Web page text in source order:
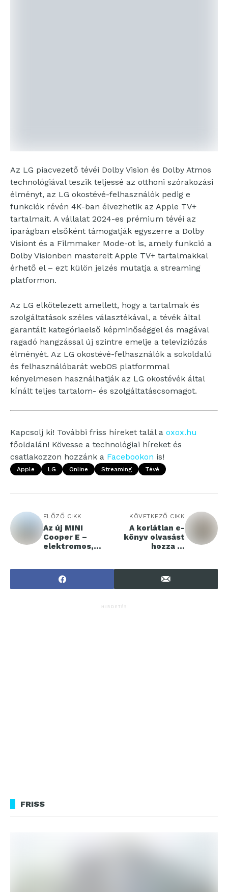
Az LG piacvezető tévéi Dolby Vision és Dolby Atmos
technológiával teszik teljessé az otthoni szórakozási
élményt, az LG okostévé-felhasználók pedig e
funkciók révén 4K-ban élvezhetik az Apple TV+
tartalmait. A vállalat 2024-es prémium tévéi az
iparágban elsőként támogatják egyszerre a Dolby
Visiont és a Filmmaker Mode-ot is, amely funkció a
Dolby Visionben masterelt Apple TV+ tartalmakkal
érhető el – ezt külön jelzés mutatja a streaming
platformon.
Az LG elkötelezett amellett, hogy a tartalmak és
szolgáltatások széles választékával, a tévék által
garantált kategóriaelső képminőséggel és magával
ragadó hangzással új szintre emelje a televíziózás
élményét. Az LG okostévé-felhasználók a sokoldalú
és felhasználóbarát webOS platformmal
kényelmesen használhatják az LG okostévék által
kínált teljes tartalom- és szolgáltatáscsomagot.
Kapcsolj ki! További friss híreket talál a oxox.hu
főoldalán! Kövesse a technológiai híreket és
csatlakozzon hozzánk a Facebookon is!
Apple LG Online Streaming Tévé
ELŐZŐ CIKK
Az új MINI
Cooper E –
elektromos,
KÖVETKEZŐ CIKK
A korlátlan e-
könyv olvasást
hozza el
a Yettel
HIRDETÉS
FRISS